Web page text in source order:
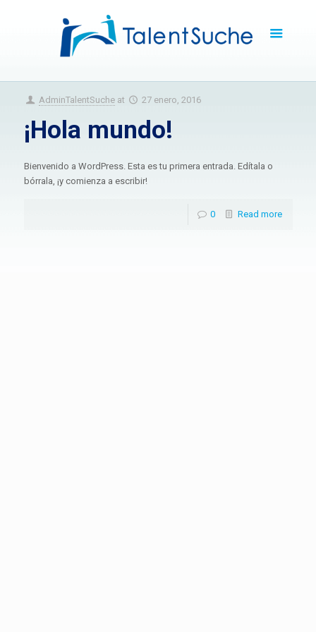
AdminTalentSuche at 27 enero, 2016
¡Hola mundo!
Bienvenido a WordPress. Esta es tu primera entrada. Edítala o
bórrala, ¡y comienza a escribir!
0 Read more